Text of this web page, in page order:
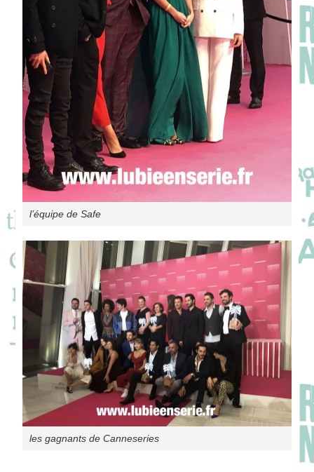
l’équipe de Safe
les gagnants de Canneseries